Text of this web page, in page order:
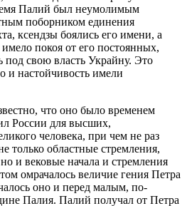
Палий был неумолимым
поборником единения
ксендзы боялись его имени, а
имело покоя от его постоянных,
под свою власть Украйну. Это
и настойчивость имели
что оно было временем
России для высших,
человека, при чем не раз
только областные стремления,
и вековые начала и стремления
омрачалось величие гения Петра
оно и перед малым, по-
Палия. Палий получал от Петра